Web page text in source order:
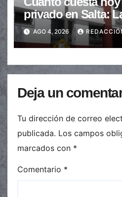
privado en Salta:
de $110.000 a más
AGO 4, 2026
Deja un
Tu dirección de correo
publicada. Los campos
marcados con *
Comentario *